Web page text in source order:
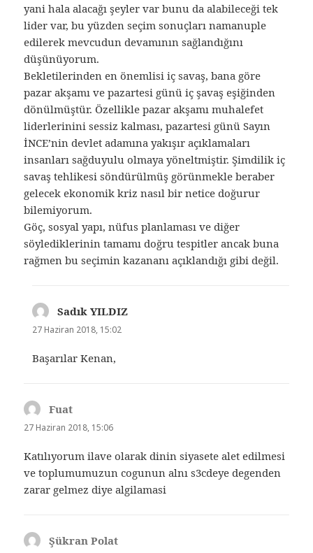
yani hala alacağı şeyler var bunu da alabileceği tek
lider var, bu yüzden seçim sonuçları namanuple
edilerek mevcudun devamının sağlandığını
düşünüyorum.
Bekletilerinden en önemlisi iç savaş, bana göre
pazar akşamı ve pazartesi günü iç şavaş eşiğinden
dönülmüştür. Özellikle pazar akşamı muhalefet
liderlerinini sessiz kalması, pazartesi günü Sayın
İNCE’nin devlet adamına yakışır açıklamaları
insanları sağduyulu olmaya yöneltmiştir. Şimdilik iç
savaş tehlikesi söndürülmüş görünmekle beraber
gelecek ekonomik kriz nasıl bir netice doğurur
bilemiyorum.
Göç, sosyal yapı, nüfus planlaması ve diğer
söylediklerinin tamamı doğru tespitler ancak buna
rağmen bu seçimin kazananı açıklandığı gibi değil.
Sadık YILDIZ
27 Haziran 2018, 15:02
Başarılar Kenan,
Fuat
ki:
27 Haziran 2018, 15:06
Katılıyorum ilave olarak dinin siyasete alet edilmesi
ve toplumumuzun cogunun alnı s3cdeye degenden
zarar gelmez diye algilamasi
Şükran Polat